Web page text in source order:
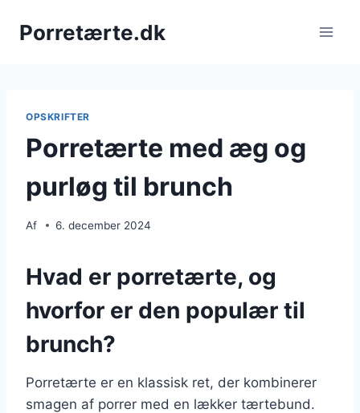
Porretærte.dk
OPSKRIFTER
Porretærte med æg og
purløg til brunch
Af 6. december 2024
Hvad er porretærte, og
hvorfor er den populær til
brunch?
Porretærte er en klassisk ret, der kombinerer
smagen af porrer med en lækker tærtebund.